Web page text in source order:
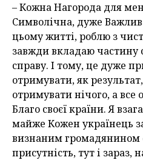
– Кожна Нагорода для
Символічна, дуже
цьому житті, роблю з
завжди вкладаю частину
справу. І тому, це дуже
отримувати, як
отримувати нічого, а
Благо своєї країни. Я
майже Кожен українець
визнаним громадянином
присутність, тут і зараз,